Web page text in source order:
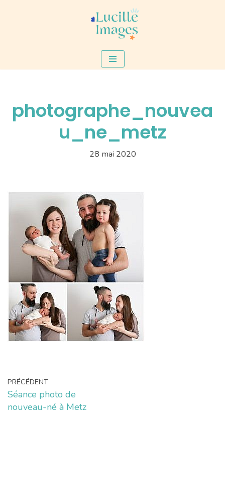
photographe_nouvea
u_ne_metz
28 mai 2020
PRÉCÉDENT
Séance photo de
nouveau-né à Metz